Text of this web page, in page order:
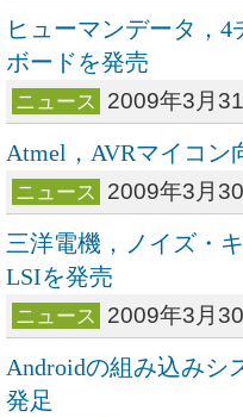
ヒューマンデータ，
ボードを発売
ニュース 2009年3月
Atmel，AVRマイコ
ニュース 2009年3月
三洋電機，ノイズ・
LSIを発売
ニュース 2009年3月
Androidの組み込みシ
発足